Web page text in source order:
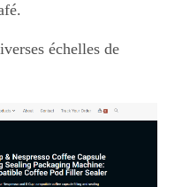
échelles de